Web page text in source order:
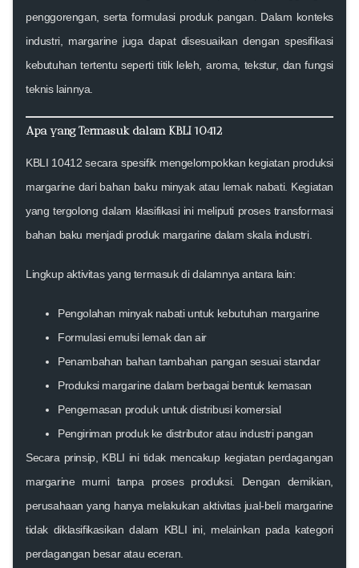
penggorengan, serta formulasi produk pangan. Dalam konteks
industri, margarine juga dapat disesuaikan dengan spesifikasi
kebutuhan tertentu seperti titik leleh, aroma, tekstur, dan fungsi
teknis lainnya.
Apa yang Termasuk dalam KBLI 10412
KBLI 10412 secara spesifik mengelompokkan kegiatan produksi
margarine dari bahan baku minyak atau lemak nabati. Kegiatan
yang tergolong dalam klasifikasi ini meliputi proses transformasi
bahan baku menjadi produk margarine dalam skala industri.
Lingkup aktivitas yang termasuk di dalamnya antara lain:
Pengolahan minyak nabati untuk kebutuhan margarine
Formulasi emulsi lemak dan air
Penambahan bahan tambahan pangan sesuai standar
Produksi margarine dalam berbagai bentuk kemasan
Pengemasan produk untuk distribusi komersial
Pengiriman produk ke distributor atau industri pangan
Secara prinsip, KBLI ini tidak mencakup kegiatan perdagangan
margarine murni tanpa proses produksi. Dengan demikian,
perusahaan yang hanya melakukan aktivitas jual-beli margarine
tidak diklasifikasikan dalam KBLI ini, melainkan pada kategori
perdagangan besar atau eceran.